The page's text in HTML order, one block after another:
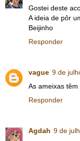
Gostei deste
A ideia de pôr
Beijinho
Responder
vague 9 de
As ameixas
Responder
Agdah 9 de